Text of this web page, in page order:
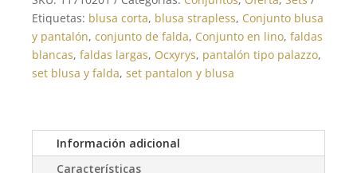
Etiquetas: blusa corta, blusa strapless, Conjunto blusa
y pantalón, conjunto de falda, Conjunto en lino, faldas
blancas, faldas largas, Ocxyrys, pantalón tipo palazzo,
set blusa y falda, set pantalon y blusa
Información adicional
Características